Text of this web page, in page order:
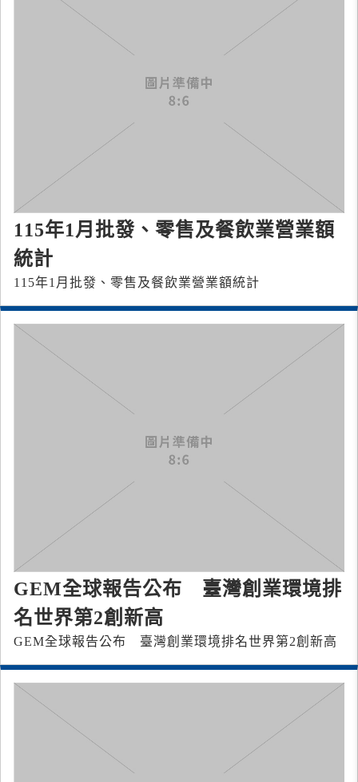
115年1月批發、零售及餐飲業營業額
統計
115年1月批發、零售及餐飲業營業額統計
GEM全球報告公布 臺灣創業環境排
名世界第2創新高
GEM全球報告公布 臺灣創業環境排名世界第2創新高